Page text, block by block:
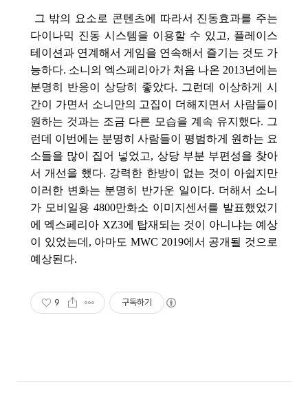
그 밖의 요소로 콘텐츠에 따라서 진동효과를 주는
다이나믹 진동 시스템을 이용할 수 있고, 플레이스
테이션과 연계해서 게임을 연속해서 즐기는 것도 가
능하다. 소니의 엑스페리아가 처음 나온 2013년에는
분명히 반응이 상당히 좋았다. 그런데 이상하게 시
간이 가면서 소니만의 고집이 더해지면서 사람들이
원하는 것과는 조금 다른 모습을 계속 유지했다. 그
런데 이번에는 분명히 사람들이 평범하게 원하는 요
소들을 많이 집어 넣었고, 상당 부분 부편성을 찾아
서 개선을 했다. 강력한 한방이 없는 것이 아쉽지만
이러한 변화는 분명히 반가운 일이다. 더해서 소니
가 모비일용 4800만화소 이미지센서를 발표했었기
에 엑스페리아 XZ3에 탑재되는 것이 아니냐는 예상
이 있었는데, 아마도 MWC 2019에서 공개될 것으로
예상된다.
9 구독하기